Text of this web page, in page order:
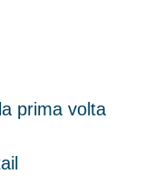
prima volta